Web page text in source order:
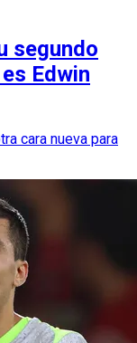
segundo
Edwin
cara nueva para